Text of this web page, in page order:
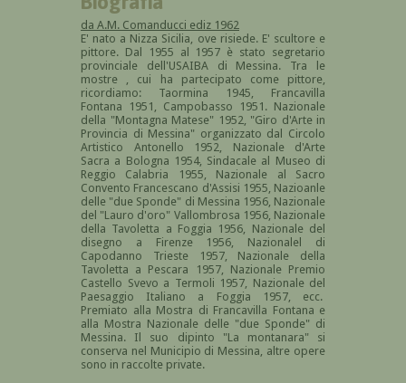
da A.M. Comanducci ediz 1962
E' nato a Nizza Sicilia, ove risiede. E' scultore e
pittore. Dal 1955 al 1957 è stato segretario
provinciale dell'USAIBA di Messina. Tra le
mostre , cui ha partecipato come pittore,
ricordiamo: Taormina 1945, Francavilla
Fontana 1951, Campobasso 1951. Nazionale
della "Montagna Matese" 1952, "Giro d'Arte in
Provincia di Messina" organizzato dal Circolo
Artistico Antonello 1952, Nazionale d'Arte
Sacra a Bologna 1954, Sindacale al Museo di
Reggio Calabria 1955, Nazionale al Sacro
Convento Francescano d'Assisi 1955, Nazioanle
delle "due Sponde" di Messina 1956, Nazionale
del "Lauro d'oro" Vallombrosa 1956, Nazionale
della Tavoletta a Foggia 1956, Nazionale del
disegno a Firenze 1956, Nazionalel di
Capodanno Trieste 1957, Nazionale della
Tavoletta a Pescara 1957, Nazionale Premio
Castello Svevo a Termoli 1957, Nazionale del
Paesaggio Italiano a Foggia 1957, ecc.
Premiato alla Mostra di Francavilla Fontana e
alla Mostra Nazionale delle "due Sponde" di
Messina. Il suo dipinto "La montanara" si
conserva nel Municipio di Messina, altre opere
sono in raccolte private.